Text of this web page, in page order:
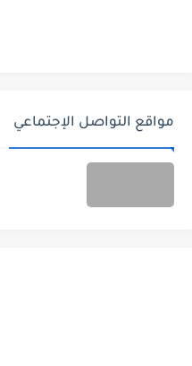
مواقع التواصل الإجتماعي